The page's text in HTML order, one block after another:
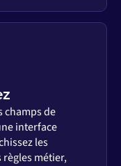
champs de
interface
les
métier,